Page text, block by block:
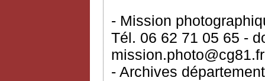
- Mission
Tél. 06 62 71 05 65 -
mission.photo@cg81.fr
- Archives